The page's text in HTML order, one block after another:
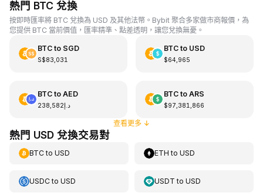
熱門 BTC 兌換
按即時匯率將 BTC 兌換為 USD 及其他法幣。Bybit 聚合多家做市商報價，為
您提供 BTC 當前價值，匯率精準、點差透明，讓您兌換無憂。
BTCto SGD
S$83,031
BTCto USD
$64,965
BTCto AED
د.إ238,582
BTCto ARS
$97,381,866
查看更多↓
熱門 USD 兌換交易對
BTCto USD ETH toUSD
USDCto USD USDT toUSD